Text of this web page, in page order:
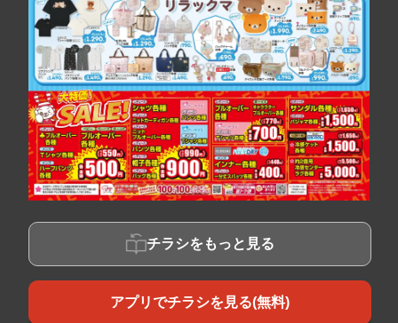
チラシをもっと見る
アプリでチラシを見る(無料)